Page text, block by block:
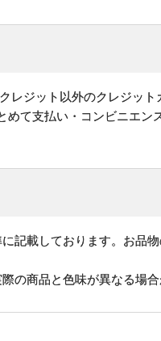
レジット以外のクレジッ
て支払い・コンビニエン
記載しております。お品
の商品と色味が異なる場合